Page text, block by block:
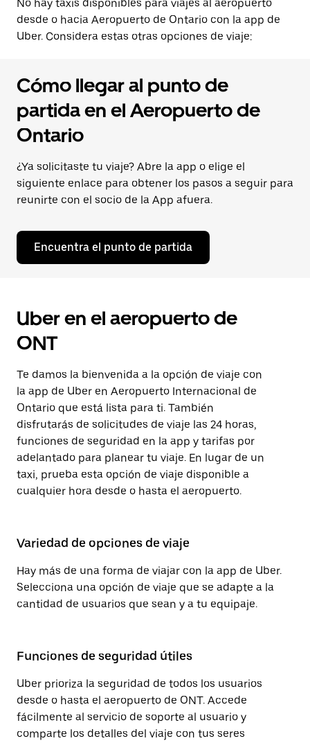
No hay taxis disponibles para viajes al aeropuerto
desde o hacia Aeropuerto de Ontario con la app de
Uber. Considera estas otras opciones de viaje:
Cómo llegar al punto de
partida en el Aeropuerto de
Ontario
¿Ya solicitaste tu viaje? Abre la app o elige el
siguiente enlace para obtener los pasos a seguir para
reunirte con el socio de la App afuera.
Encuentra el punto de partida
Uber en el aeropuerto de
ONT
Te damos la bienvenida a la opción de viaje con
la app de Uber en Aeropuerto Internacional de
Ontario que está lista para ti. También
disfrutarás de solicitudes de viaje las 24 horas,
funciones de seguridad en la app y tarifas por
adelantado para planear tu viaje. En lugar de un
taxi, prueba esta opción de viaje disponible a
cualquier hora desde o hasta el aeropuerto.
Variedad de opciones de viaje
Hay más de una forma de viajar con la app de Uber.
Selecciona una opción de viaje que se adapte a la
cantidad de usuarios que sean y a tu equipaje.
Funciones de seguridad útiles
Uber prioriza la seguridad de todos los usuarios
desde o hasta el aeropuerto de ONT. Accede
fácilmente al servicio de soporte al usuario y
comparte los detalles del viaje con tus seres